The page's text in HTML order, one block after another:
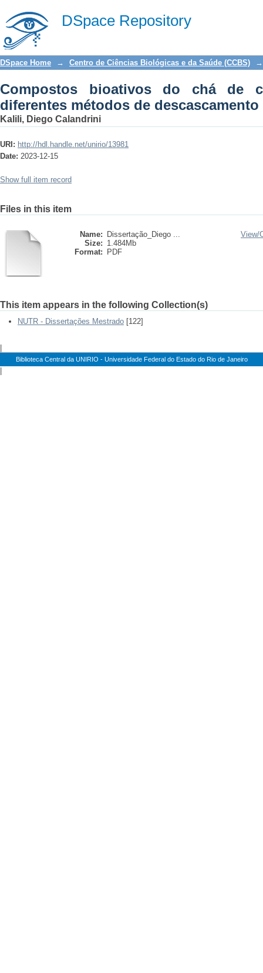
DSpace Repository
Compostos bioativos do chá de
descascamento
DSpace Home → Centro de Ciências Biológicas e da Saúde (CCBS) →
Compostos bioativos do chá de
diferentes métodos de descascamento
Kalili, Diego Calandrini
URI: http://hdl.handle.net/unirio/13981
Date: 2023-12-15
Show full item record
Files in this item
Name:
Dissertação_Diego ...
Size: 1.484Mb
Format:
PDF
View/
This item appears in the following Collection(s)
NUTR - Dissertações Mestrado [122]
Biblioteca Central da UNIRIO - Universidade Federal do Estado do Rio de Janeiro